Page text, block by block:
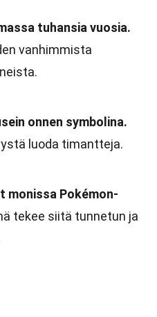
tuhansia vuosia.
vanhimmista
onnen symbolina.
luoda timantteja.
monissa Pokémon-
tekee siitä tunnetun ja